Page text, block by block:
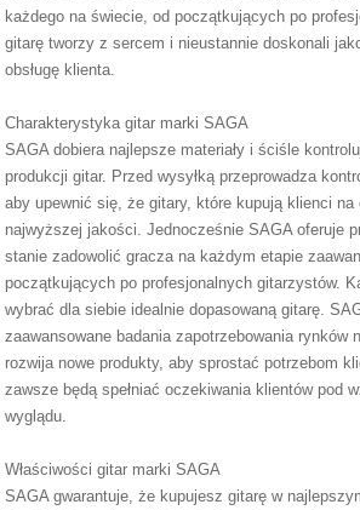
każdego na świecie, od początkujących po
gitarę tworzy z sercem i nieustannie doskonali
obsługę klienta.
Charakterystyka gitar marki SAGA
SAGA dobiera najlepsze materiały i ściśle
produkcji gitar. Przed wysyłką przeprowadza
aby upewnić się, że gitary, które kupują klienci na
najwyższej jakości. Jednocześnie SAGA oferuje
stanie zadowolić gracza na każdym etapie
początkujących po profesjonalnych gitarzystów.
wybrać dla siebie idealnie dopasowaną gitarę.
zaawansowane badania zapotrzebowania rynków
rozwija nowe produkty, aby sprostać potrzebom
zawsze będą spełniać oczekiwania klientów pod
wyglądu.
Właściwości gitar marki SAGA
SAGA gwarantuje, że kupujesz gitarę w